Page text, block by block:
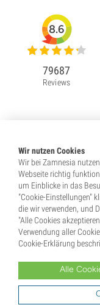
Wir nutzen Cookies
Wir bei Zamnesia
Webseite richtig
um Einblicke in das
"Cookie-Einstellungen"
die wir verwenden, und
"Alle Cookies
Verwendung aller
Cookie-Erklärung
Alle
8.6
79687
Reviews
* Samen werden als Souvenirs
Dir der dort geltenden Gesetze
gegenüber